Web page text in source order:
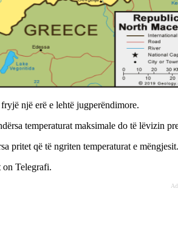
një erë e lehtë jugperëndimore.
temperaturat maksimale do të lëvizin
pritet që të ngriten temperaturat e
on Telegrafi.